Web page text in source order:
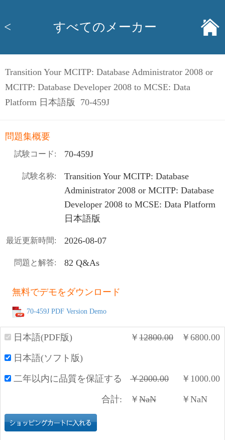
< すべてのメーカー
Transition Your MCITP: Database Administrator 2008 or
MCITP: Database Developer 2008 to MCSE: Data
Platform 日本語版 70-459J
問題集概要
試験コード: 70-459J
試験名称:
Transition Your MCITP: Database
Administrator 2008 or MCITP: Database
Developer 2008 to MCSE: Data Platform
日本語版
最近更新時間: 2026-08-07
問題と解答: 82 Q&As
無料でデモをダウンロード
70-459J PDF Version Demo
日本語(PDF版) ￥ 12800.00 ￥ 6800.00
日本語(ソフト版)
二年以内に品質を保証する ￥2000.00 ￥ 1000.00
合計: ￥ NaN ￥ NaN